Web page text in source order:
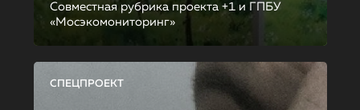
Совместная рубрика проекта +1 и ГПБУ
«Мосэкомониторинг»
СПЕЦПРОЕКТ